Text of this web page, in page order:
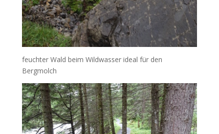
feuchter Wald beim Wildwasser ideal für den
Bergmolch